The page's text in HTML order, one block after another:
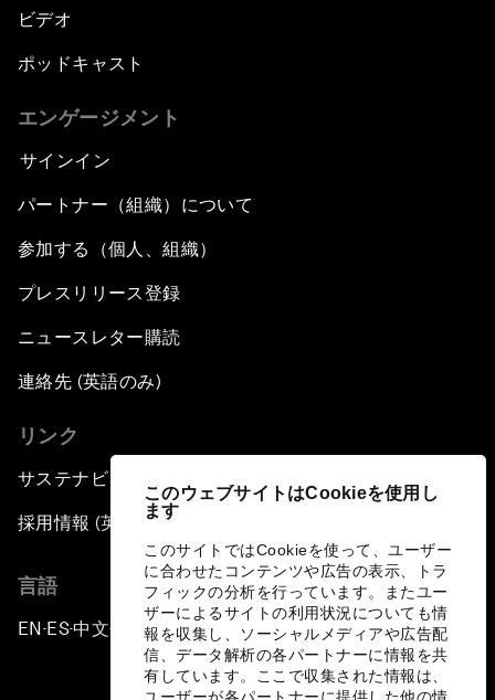
このウェブサイトはCookieを使用し
ます
このサイトではCookieを使って、ユーザー
に合わせたコンテンツや広告の表示、トラ
フィックの分析を行っています。またユー
ザーによるサイトの利用状況についても情
報を収集し、ソーシャルメディアや広告配
信、データ解析の各パートナーに情報を共
有しています。ここで収集された情報は、
ビデオ
ポッドキャスト
エンゲージメント
サインイン
パートナー（組織）について
参加する（個人、組織）
プレスリリース登録
ニュースレター購読
連絡先 (英語のみ)
リンク
サステナビリティへの取り組み
採用情報 (英語のみ)
言語
EN ▪ES▪中文▪ 日本語